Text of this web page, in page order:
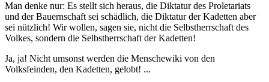
Man denke nur: Es stellt sich heraus, die Diktatur des Proletariats
und der Bauernschaft sei schädlich, die Diktatur der Kadetten aber
sei nützlich! Wir wollen, sagen sie, nicht die Selbstherrschaft des
Volkes, sondern die Selbstherrschaft der Kadetten!
Ja, ja! Nicht umsonst werden die Menschewiki von den
Volksfeinden, den Kadetten, gelobt! ...